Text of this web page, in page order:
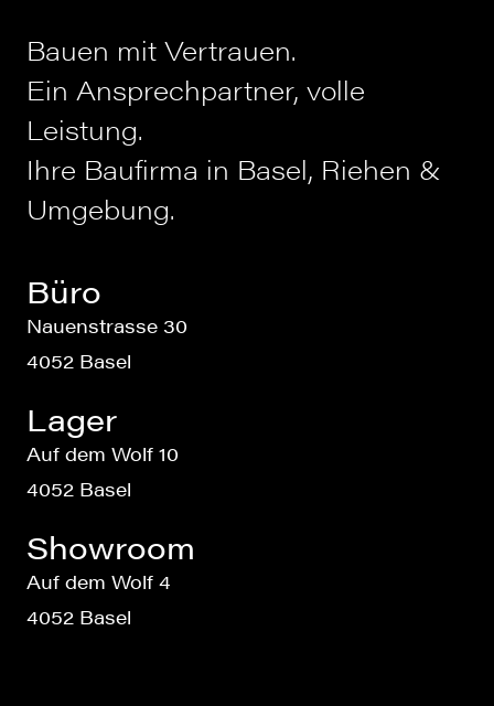
Bauen mit Vertrauen.
Ein Ansprechpartner, volle
Leistung.
Ihre Baufirma in Basel, Riehen &
Umgebung.
Büro
Nauenstrasse 30
4052 Basel
Lager
Auf dem Wolf 10
4052 Basel
Showroom
Auf dem Wolf 4
4052 Basel